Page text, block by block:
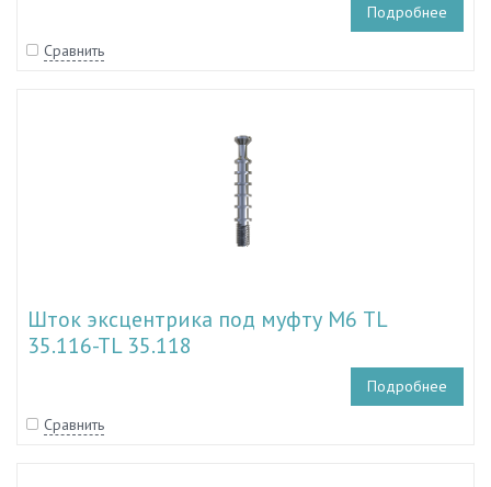
Подробнее
Сравнить
Шток эксцентрика под муфту М6 TL
35.116-TL 35.118
Подробнее
Сравнить